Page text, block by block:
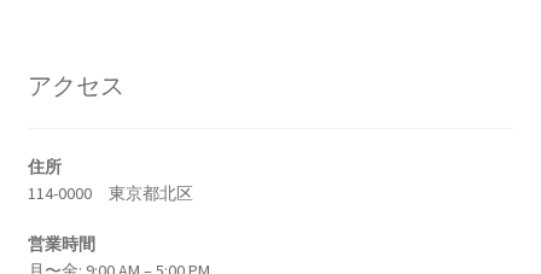
【熱と仕事の変換｜エネルギーの概念の確立に
アクセス
住所
114-0000 東京都北区
営業時間